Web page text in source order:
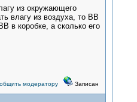
из окружающего
влагу из воздуха, то ВВ
в коробке, а сколько его
модератору Записан